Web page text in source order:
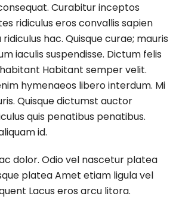
Curabitur inceptos
ridiculus eros convallis sapien
hac. Quisque curae; mauris
iaculis suspendisse. Dictum felis
Habitant semper velit.
hymenaeos libero interdum. Mi
Quisque dictumst auctor
quis penatibus penatibus.
id.
dolor. Odio vel nascetur platea
platea Amet etiam ligula vel
Lacus eros arcu litora.